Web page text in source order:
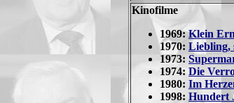
Kinofilme
1969:Klein
1970: Liebling,
1973:
1974: Die
1980: Im
1998: Hundert